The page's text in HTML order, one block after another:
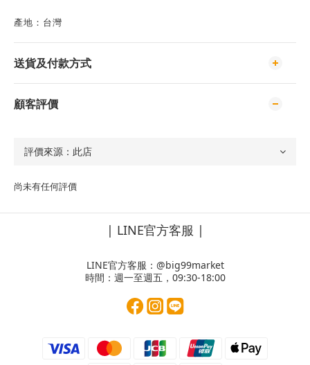
產地：台灣
送貨及付款方式
顧客評價
尚未有任何評價
| LINE官方客服 |
LINE官方客服： @big99market
時間：週一至週五，09:30-18:00